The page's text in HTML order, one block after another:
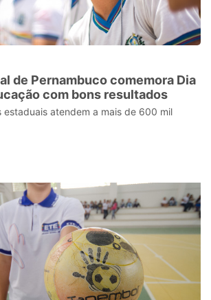
de Pernambuco comemora Dia
com bons resultados
estaduais atendem a mais de 600 mil